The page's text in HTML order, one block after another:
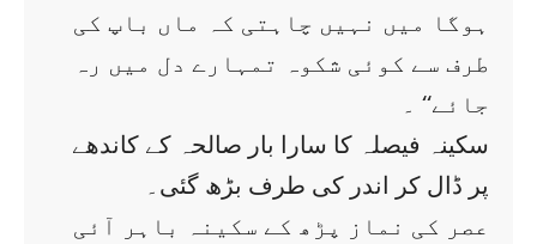
ہوگا میں نہیں چاہتی کہ ماں باپ کی
طرف سے کوئی شکوہ تمہارے دل میں رہ
جائے‘‘ ۔
سکینہ فیصلہ کا سارا بار صالحہ کے کاندھے
پر ڈال کر اندر کی طرف بڑھ گئی۔
عصر کی نماز پڑھ کے سکینہ باہر آئی